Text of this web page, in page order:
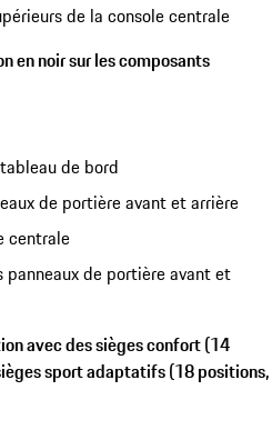
de la console centrale
en noir sur les composants
de bord
de portière avant et arrière
centrale
panneaux de portière avant et
avec des sièges confort (14
sport adaptatifs (18 positions,